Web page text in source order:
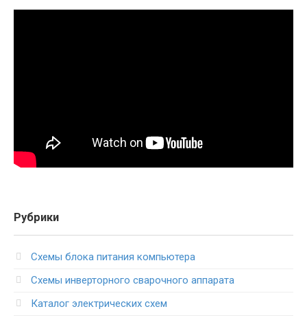
Рубрики
Схемы блока питания компьютера
Схемы инверторного сварочного аппарата
Каталог электрических схем